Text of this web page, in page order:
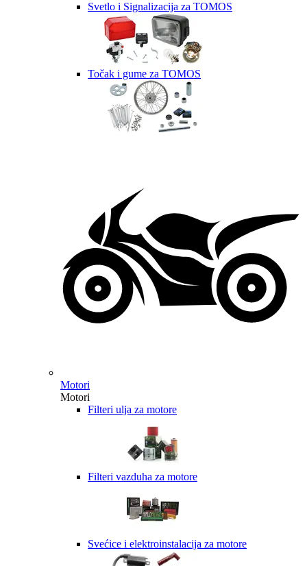
Svetlo i Signalizacija za TOMOS
Točak i gume za TOMOS
Motori
Motori
Filteri ulja za motore
Filteri vazduha za motore
Svećice i elektroinstalacija za motore